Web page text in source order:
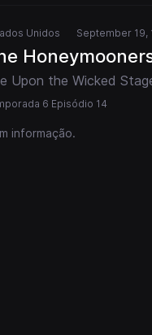
Unidos September 19,
Upon the Wicked
6 Episódio 14
informação.